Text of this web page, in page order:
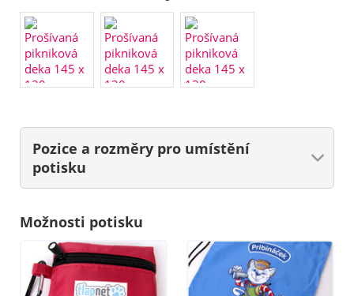
Pozice a rozměry pro umístění
potisku
Možnosti potisku